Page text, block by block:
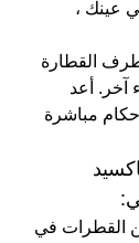
عينك ،
طرف القطارة
أعد
مباشرة
القطرات في